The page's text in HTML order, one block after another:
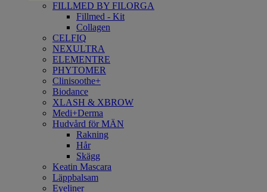
FILLMED BY FILORGA
Fillmed - Kit
Collagen
CELFIQ
NEXULTRA
ELEMENTRE
PHYTOMER
Clinisoothe+
Biodance
XLASH & XBROW
Medi+Derma
Hudvård för MÄN
Rakning
Hår
Skägg
Keatin Mascara
Läppbalsam
Eyeliner